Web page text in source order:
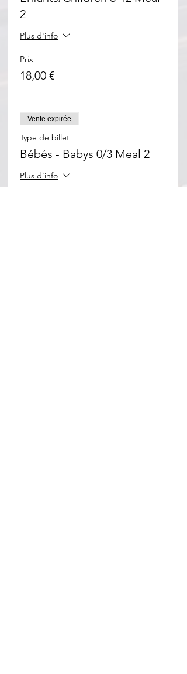
2
Plus d'info
Prix
18,00 €
Vente expirée
Type de billet
Bébés - Babys 0/3 Meal 2
Plus d'info